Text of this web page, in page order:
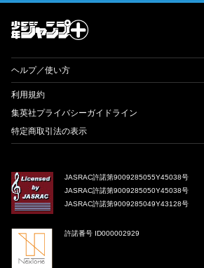
才能溢れる投稿作が読み放題！ ジ
ヘルプ／使い方
利用規約
集英社プライバシーガイドライン
特定商取引法の表示
JASRAC許諾第9009285055Y45038号
JASRAC許諾第9009285050Y45038号
JASRAC許諾第9009285049Y43128号
許諾番号 ID000002929